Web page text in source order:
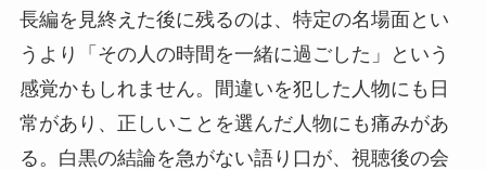
長編を見終えた後に残るのは、特定の名場面とい
うより「その人の時間を一緒に過ごした」という
感覚かもしれません。間違いを犯した人物にも日
常があり、正しいことを選んだ人物にも痛みがあ
る。白黒の結論を急がない語り口が、視聴後の会